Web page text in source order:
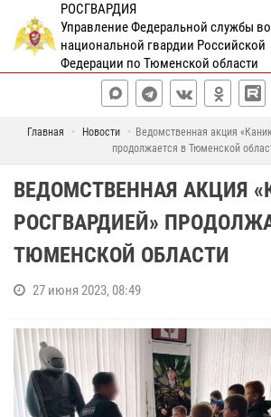
РОСГВАРДИЯ
Управление Федеральной службы
национальной гвардии Российской
Федерации по Тюменской области
Главная Новости
Ведомственная акция
продолжается в Тюменской
ВЕДОМСТВЕННАЯ АКЦИЯ
РОСГВАРДИЕЙ»
ТЮМЕНСКОЙ ОБЛАСТИ
27 июня 2023, 08:49